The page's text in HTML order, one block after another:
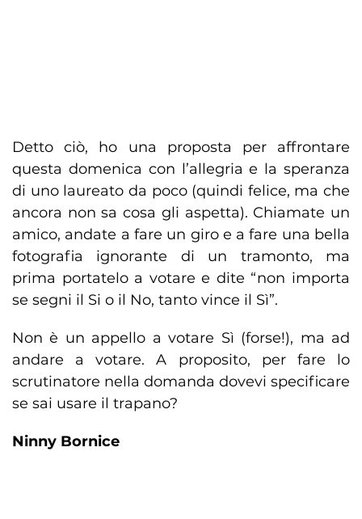
Detto ciò, ho una proposta per affrontare
questa domenica con l’allegria e la speranza
di uno laureato da poco (quindi felice, ma che
ancora non sa cosa gli aspetta). Chiamate un
amico, andate a fare un giro e a fare una bella
fotografia ignorante di un tramonto, ma
prima portatelo a votare e dite “non importa
se segni il Si o il No, tanto vince il Sì”.
Non è un appello a votare Sì (forse!), ma ad
andare a votare. A proposito, per fare lo
scrutinatore nella domanda dovevi specificare
se sai usare il trapano?
Ninny Bornice